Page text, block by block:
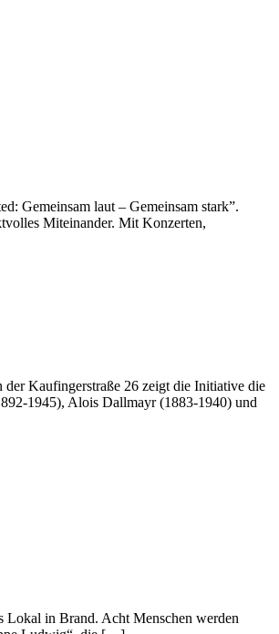
Gemeinsam laut – Gemeinsam stark”.
Miteinander. Mit Konzerten,
Kaufingerstraße 26 zeigt die Initiative die
1945), Alois Dallmayr (1883-1940) und
Lokal in Brand. Acht Menschen werden